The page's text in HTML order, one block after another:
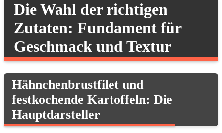
Die Wahl der richtigen
Zutaten: Fundament für
Geschmack und Textur
Hähnchenbrustfilet und
festkochende Kartoffeln: Die
Hauptdarsteller